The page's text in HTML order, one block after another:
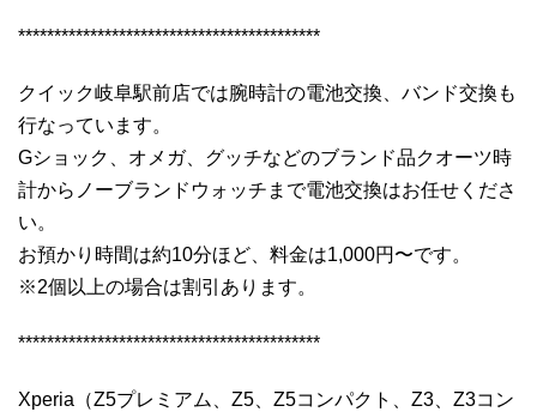
******************************************
クイック岐阜駅前店では腕時計の電池交換、バンド交換も
行なっています。
Gショック、オメガ、グッチなどのブランド品クオーツ時
計からノーブランドウォッチまで電池交換はお任せくださ
い。
お預かり時間は約10分ほど、料金は1,000円〜です。
※2個以上の場合は割引あります。
******************************************
Xperia（Z5プレミアム、Z5、Z5コンパクト、Z3、Z3コン